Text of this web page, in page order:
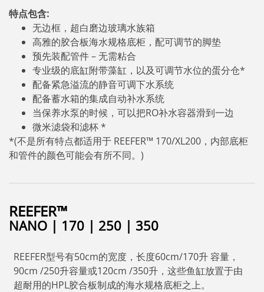
特点包含:
无边框，超白磨边玻璃水族箱
高雅的胶合板海水规格底柜，配可调节的脚垫
预先装配管件 – 无需粘合
专业级的底缸附带藻缸，以及可调节水位的蛋分仓*
配备紧急溢流的静音可调下水系统
配备蓄水箱的集成自动补水系统
当保养水泵的时候，可以把RO补水容器滑到一边
微米滤袋和滤杯 *
*(不是所有特点都适用于 REEFER™ 170/XL200，内部底柜
和管件的颜色可能会有所不同。)
REEFER™
NANO | 170 | 250 | 350
REEFER型号有50cm的宽度，长度60cm/170升 容量，
90cm /250升容量或120cm /350升，这些鱼缸放置于由
超耐用的HPL胶合板制成的海水规格底柜之上。